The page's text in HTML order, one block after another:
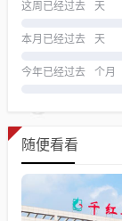
这周已经过去 天
本月已经过去 天
今年已经过去 个月
随便看看